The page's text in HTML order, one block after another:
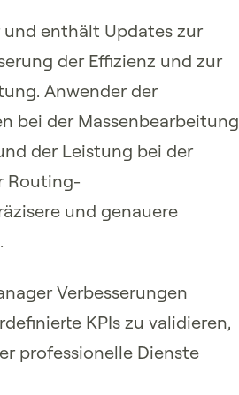
enthält Updates zur
der Effizienz und zur
Anwender der
bei der Massenbearbeitung
der Leistung bei der
Routing-
und genauere
Verbesserungen
KPIs zu validieren,
professionelle Dienste